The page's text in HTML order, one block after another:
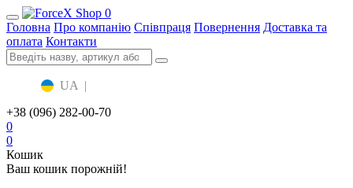
0
Головна Про компанію Співпраця Повернення Доставка та
оплата Контакти
UA |
+38 (096) 282-00-70
0
0
Кошик
Ваш кошик порожній!